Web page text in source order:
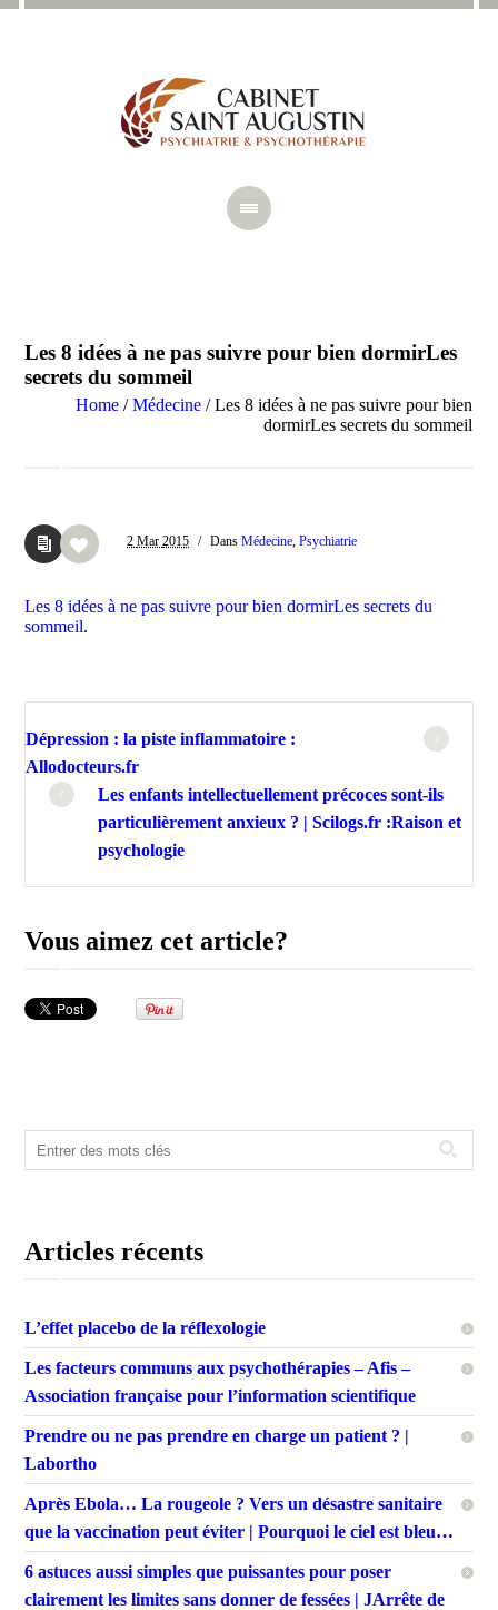
Les 8 idées à ne pas suivre pour bien dormirLes
secrets du sommeil
Home /Médecine /Les 8 idées à ne pas suivre pour bien
dormirLes secrets du sommeil
2Mar2015 / DansMédecine,Psychiatrie
Les 8 idées à ne pas suivre pour bien dormirLes secrets du
sommeil.
Dépression : la piste inflammatoire :
Allodocteurs.fr
Les enfants intellectuellement précoces sont-ils
particulièrement anxieux ? | Scilogs.fr :Raison et
psychologie
Vous aimez cet article?
Articles récents
L’effet placebo de la réflexologie
Les facteurs communs aux psychothérapies – Afis –
Association française pour l’information scientifique
Prendre ou ne pas prendre en charge un patient ? |
Labortho
Après Ebola… La rougeole ? Vers un désastre sanitaire
que la vaccination peut éviter | Pourquoi le ciel est bleu…
6 astuces aussi simples que puissantes pour poser
clairement les limites sans donner de fessées | JArrête de